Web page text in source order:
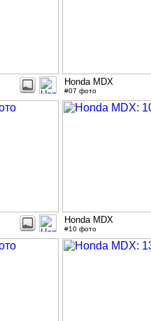
Honda MDX
#07 фото
Honda MDX
#10 фото